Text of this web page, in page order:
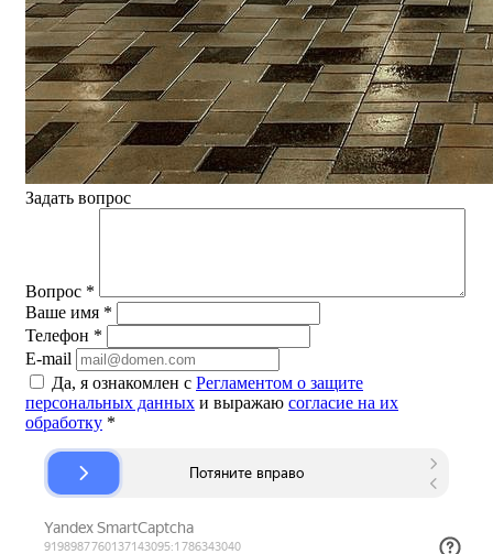
Задать вопрос
Вопрос *
Ваше имя *
Телефон *
E-mail
Да, я ознакомлен с Регламентом о защите
персональных данных и выражаю согласие на их
обработку *